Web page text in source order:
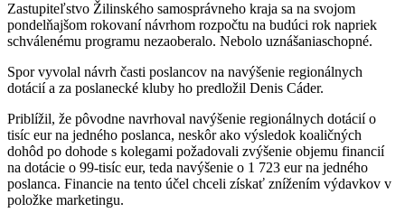
Zastupiteľstvo Žilinského samosprávneho kraja sa na svojom
pondelňajšom rokovaní návrhom rozpočtu na budúci rok napriek
schválenému programu nezaoberalo. Nebolo uznášaniaschopné.
Spor vyvolal návrh časti poslancov na navýšenie regionálnych
dotácií a za poslanecké kluby ho predložil Denis Cáder.
Priblížil, že pôvodne navrhoval navýšenie regionálnych dotácií o
tisíc eur na jedného poslanca, neskôr ako výsledok koaličných
dohôd po dohode s kolegami požadovali zvýšenie objemu financií
na dotácie o 99-tisíc eur, teda navýšenie o 1 723 eur na jedného
poslanca. Financie na tento účel chceli získať znížením výdavkov v
položke marketingu.